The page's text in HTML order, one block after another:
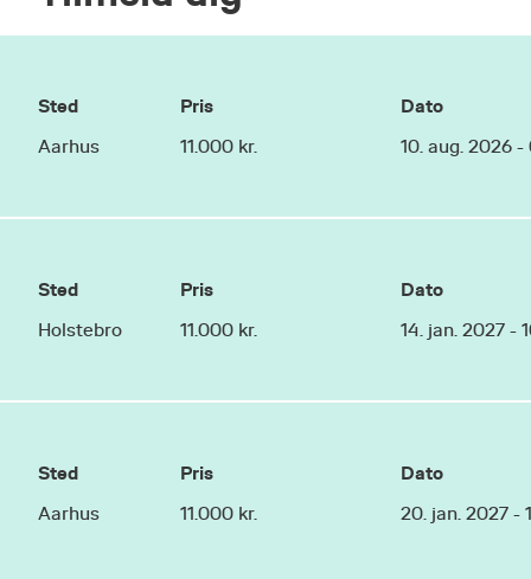
Sted
Aarhus
Pris
11.000 kr.
Dato
10. aug. 2026 -
Sted
Holstebro
Pris
11.000 kr.
Dato
14. jan. 2027 -
Sted
Aarhus
Pris
11.000 kr.
Dato
20. jan. 2027 -